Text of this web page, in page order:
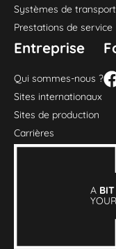
Systèmes de
Prestations de service
Entreprise
Qui sommes-nous ?
Sites internationaux
Sites de production
Carrières
A